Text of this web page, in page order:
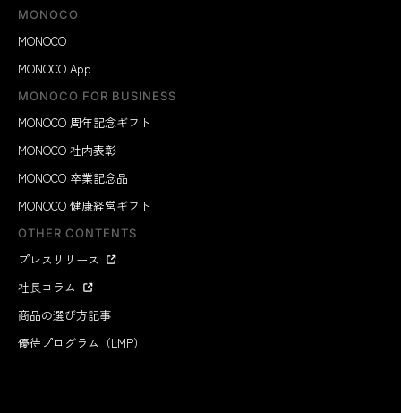
MONOCO
MONOCO
MONOCO App
MONOCO FOR BUSINESS
MONOCO 周年記念ギフト
MONOCO 社内表彰
MONOCO 卒業記念品
MONOCO 健康経営ギフト
OTHER CONTENTS
プレスリリース
社長コラム
商品の選び方記事
優待プログラム（LMP）